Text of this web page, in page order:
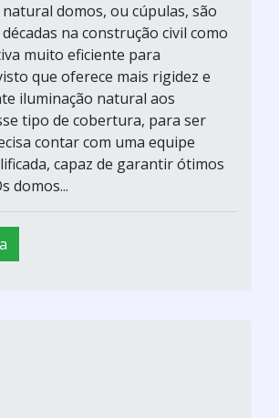
domos, ou cúpulas, são
na construção civil como
muito eficiente para
que oferece mais rigidez e
iluminação natural aos
tipo de cobertura, para ser
contar com uma equipe
capaz de garantir ótimos
domos...